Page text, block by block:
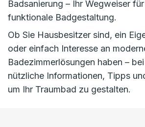
Badsanierung – Ihr Wegweiser
funktionale Badgestaltung.
Ob Sie Hausbesitzer sind, ein
oder einfach Interesse an
Badezimmerlösungen haben –
nützliche Informationen, Tipps
um Ihr Traumbad zu gestalten.